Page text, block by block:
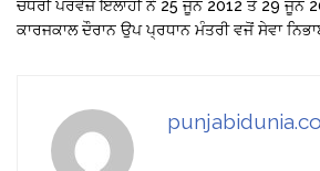
ਚੌਧਰੀ ਪਰਵੇਜ਼ ਇਲਾਹੀ ਨੇ 25 ਜੂਨ 2012 ਤੋਂ 29 ਜੂਨ
ਕਾਰਜਕਾਲ ਦੌਰਾਨ ਉਪ ਪ੍ਰਧਾਨ ਮੰਤਰੀ ਵਜੋਂ ਸੇਵਾ